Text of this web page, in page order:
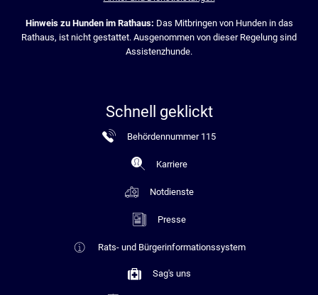
Hinweis zu Hunden im Rathaus: Das Mitbringen von Hunden in das
Rathaus, ist nicht gestattet. Ausgenommen von dieser Regelung sind
Assistenzhunde.
Schnell geklickt
Behördennummer 115
Karriere
Notdienste
Presse
Rats- und Bürgerinformationssystem
Sag's uns